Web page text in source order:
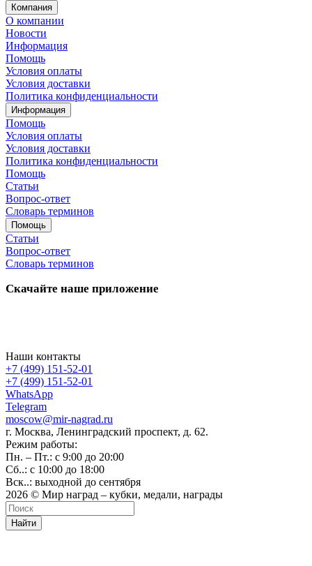
Компания
О компании
Новости
Информация
Помощь
Условия оплаты
Условия доставки
Политика конфиденциальности
Информация
Помощь
Условия оплаты
Условия доставки
Политика конфиденциальности
Помощь
Статьи
Вопрос-ответ
Словарь терминов
Помощь
Статьи
Вопрос-ответ
Словарь терминов
Скачайте наше приложение
Наши контакты
+7 (499) 151-52-01
+7 (499) 151-52-01
WhatsApp
Telegram
moscow@mir-nagrad.ru
г. Москва, Ленинградский проспект, д. 62.
Режим работы:
Пн. – Пт.: с 9:00 до 20:00
Сб..: с 10:00 до 18:00
Вск..: выходной до сентября
2026 © Мир наград – кубки, медали, награды
Найти